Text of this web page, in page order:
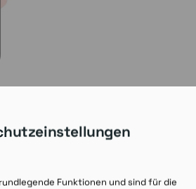
Funktionen und sind für die